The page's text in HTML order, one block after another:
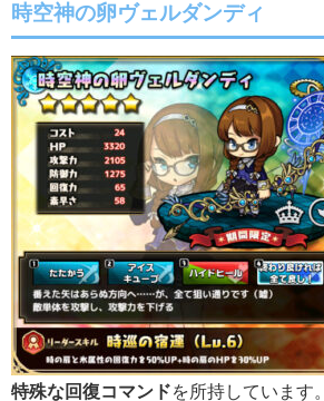
時空神の卵ヴェルダンディ
特殊な回復コマンドを所持しています。